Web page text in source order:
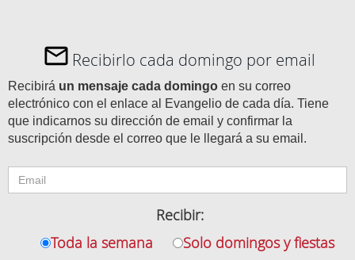
Recibirlo cada domingo por email
Recibirá un mensaje cada domingo en su correo
electrónico con el enlace al Evangelio de cada día. Tiene
que indicarnos su dirección de email y confirmar la
suscripción desde el correo que le llegará a su email.
Recibir:
Toda la semana
Solo domingos y fiestas